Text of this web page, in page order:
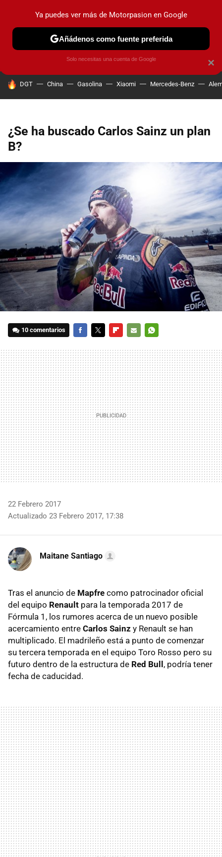
PRUEBAS COCHES ELÉCTRICOS OBSERVATORIO
HOY SE HABLA DE
DGT China Gasolina Xiaomi Mercedes-Benz
¿Se ha buscado Carlos Sainz un plan
B?
10 comentarios
MAIL
22 Febrero 2017
Actualizado 23 Febrero 2017, 17:38
Maitane Santiago
Tras el anuncio de Mapfre como patrocinador oficial
del equipo Renault para la temporada 2017 de
Fórmula 1, los rumores acerca de un nuevo posible
acercamiento entre Carlos Sainz y Renault se han
multiplicado. El madrileño está a punto de comenzar
su tercera temporada en el equipo Toro Rosso pero su
futuro dentro de la estructura de Red Bull, podría tener
fecha de caducidad.
×
Ya puedes ver más de Motorpasion en Google
Añádenos como fuente preferida
Solo necesitas una cuenta de Google